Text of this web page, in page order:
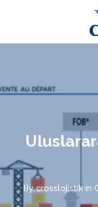
By crosslojistik in